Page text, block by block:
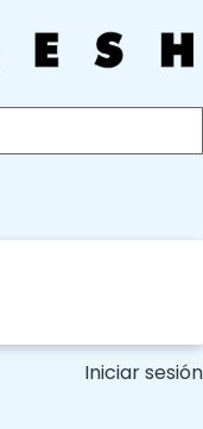
Iniciar sesión